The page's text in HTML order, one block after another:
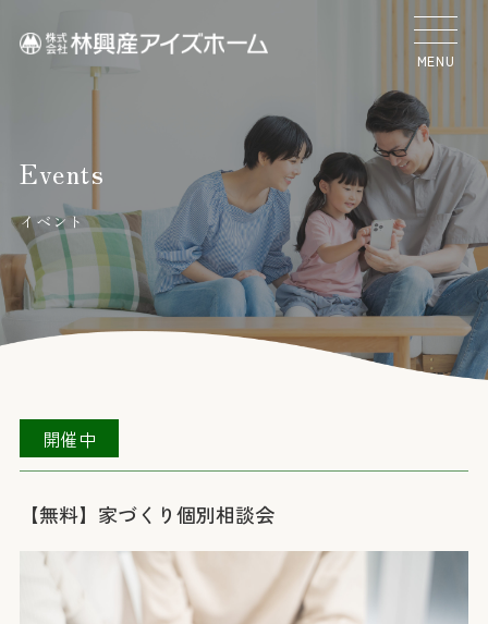
MENU
Events
イベント
開催中
【無料】家づくり個別相談会